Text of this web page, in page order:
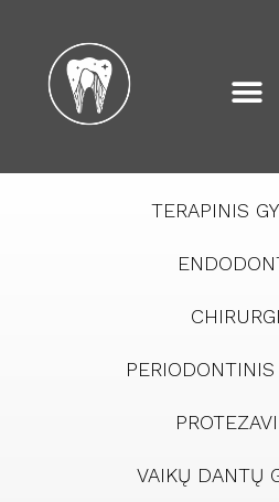
TERAPINIS
PERIODONTINIS
VAIKŲ DANTŲ